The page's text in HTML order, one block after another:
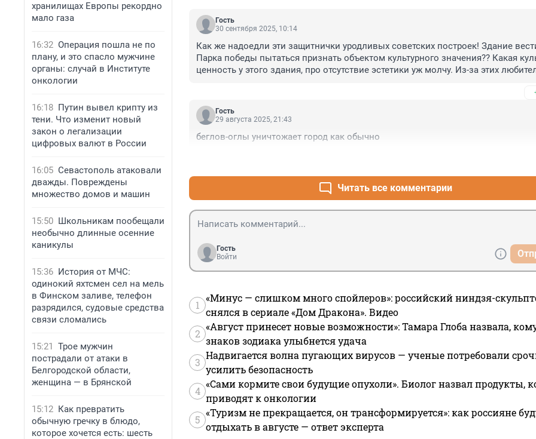
хранилищах Европы рекордно
мало газа
16:32 Операция пошла не по
плану, и это спасло мужчине
органы: случай в Институте
онкологии
16:18 Путин вывел крипту из
тени. Что изменит новый
закон о легализации
цифровых валют в России
16:05 Севастополь атаковали
дважды. Повреждены
множество домов и машин
15:50 Школьникам пообещали
необычно длинные осенние
каникулы
15:36 История от МЧС:
одинокий яхтсмен сел на мель
в Финском заливе, телефон
разрядился, судовые средства
связи сломались
15:21 Трое мужчин
пострадали от атаки в
Белгородской области,
женщина — в Брянской
15:12 Как превратить
обычную гречку в блюдо,
которое хочется есть: шесть
Гость
30 сентября 2025, 10:14
Как же надоедли эти защитнички уродливых советских построек! Здание
Парка победы пытаться признать объектом культурного значения?? Какая
ценность у этого здания, про отсутствие эстетики уж молчу. Из-за этих
Гость
29 августа 2025, 21:43
беглов-оглы уничтожает город как обычно
Читать все комментарии
Гость
Войти
1
«Минус — слишком много спойлеров»: российский ниндзя-
снялся в сериале «Дом Дракона». Видео
2
«Август принесет новые возможности»: Тамара Глоба назвала,
знаков зодиака улыбнется удача
3
Надвигается волна пугающих вирусов — ученые потребовали
усилить безопасность
4
«Сами кормите свои будущие опухоли». Биолог назвал продукты,
приводят к онкологии
5
«Туризм не прекращается, он трансформируется»: как россияне
отдыхать в августе — ответ эксперта